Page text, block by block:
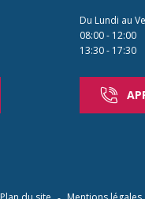
Du Lundi au
08:00- 12:00
13:30- 17:30